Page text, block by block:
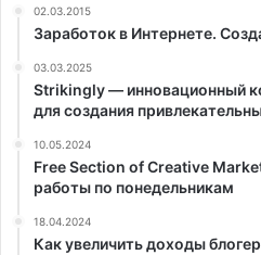
02.03.2015
Заработок в Интернете.
03.03.2025
Strikingly — инновационный
для создания
10.05.2024
Free Section of Creative
работы по понедельникам
18.04.2024
Как увеличить доходы